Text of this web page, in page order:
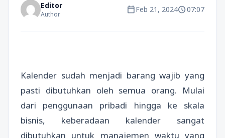
Editor
Author calendar_todayFeb 21, 2024schedule07:07
Kalender sudah menjadi barang wajib yang
pasti dibutuhkan oleh semua orang. Mulai
dari penggunaan pribadi hingga ke skala
bisnis, keberadaan kalender sangat
dibutuhkan untuk manajemen waktu yang